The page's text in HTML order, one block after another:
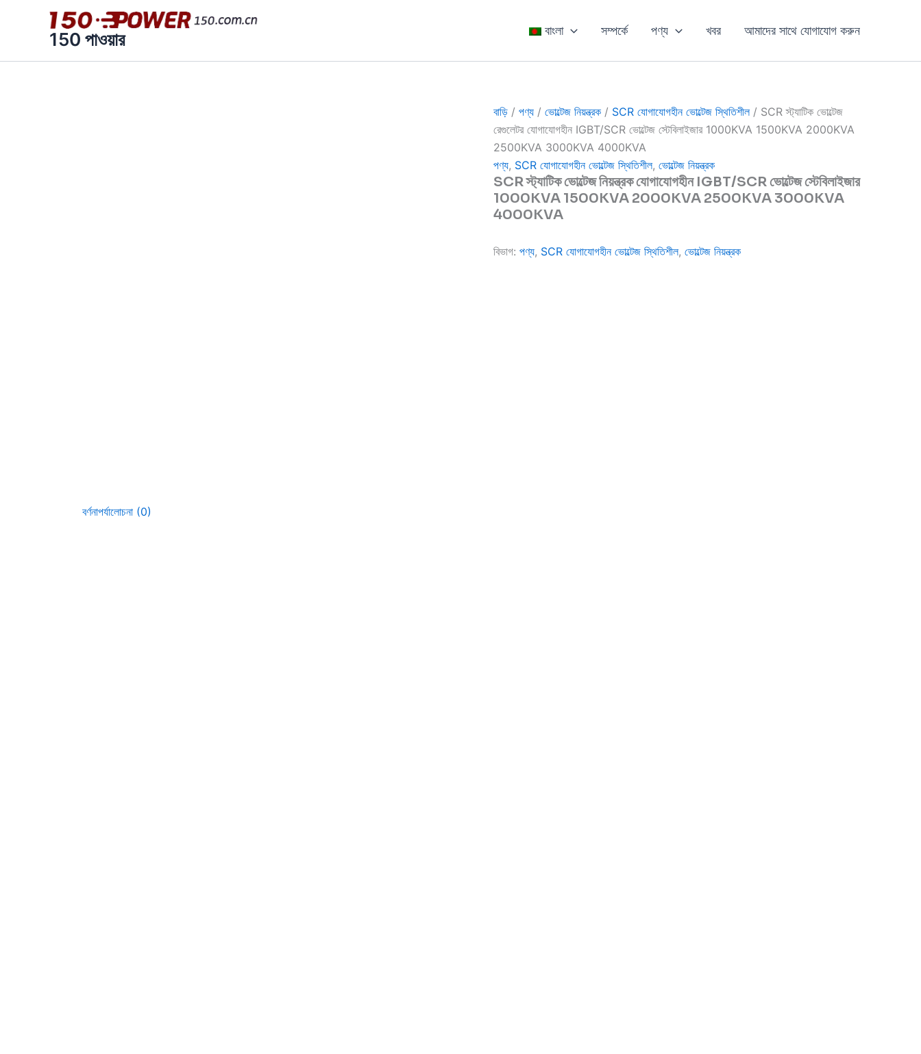
150 পাওয়ার বাংলা সম্পর্কে পণ্য খবর আমাদের সাথে যোগাযোগ করুন
বাড়ি / পণ্য / ভোল্টেজ নিয়ন্ত্রক / SCR যোগাযোগহীন ভোল্টেজ স্থিতিশীল/ SCR স্ট্যাটিক ভোল্টেজ
রেগুলেটর যোগাযোগহীন IGBT/SCR ভোল্টেজ স্টেবিলাইজার 1000KVA 1500KVA 2000KVA
2500KVA 3000KVA 4000KVA
পণ্য, SCR যোগাযোগহীন ভোল্টেজ স্থিতিশীল, ভোল্টেজ নিয়ন্ত্রক
SCR স্ট্যাটিক ভোল্টেজ নিয়ন্ত্রক যোগাযোগহীন IGBT/SCR ভোল্টেজ স্টেবিলাইজার
1000KVA 1500KVA 2000KVA 2500KVA 3000KVA
4000KVA
বিভাগ: পণ্য, SCR যোগাযোগহীন ভোল্টেজ স্থিতিশীল, ভোল্টেজ নিয়ন্ত্রক
বর্ণনাপর্যালোচনা (0)